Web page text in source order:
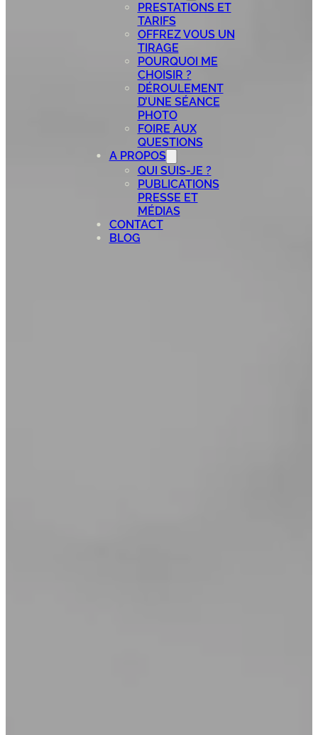
PRESTATIONS ET
TARIFS
OFFREZ VOUS UN
TIRAGE
POURQUOI ME
CHOISIR ?
DÉROULEMENT
D’UNE SÉANCE
PHOTO
FOIRE AUX
QUESTIONS
A PROPOS
QUI SUIS-JE ?
PUBLICATIONS
PRESSE ET
MÉDIAS
CONTACT
BLOG